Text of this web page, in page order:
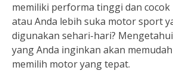
memiliki performa tinggi dan
atau Anda lebih suka motor sport
digunakan sehari-hari?
yang Anda inginkan akan
memilih motor yang tepat.